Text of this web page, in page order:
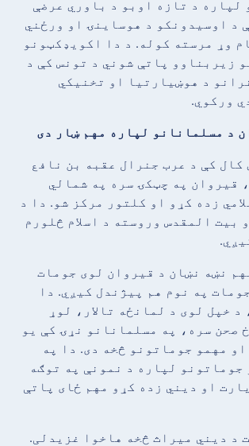
لپاره د تازه اوبو د باوري عرضې
د اوسیدونکو د هوساینۍ او ورځني
وړ مرسته کوله. د دا اکویډکټونو
زیربناوو پاتې شوني د تونس کې د
د هوښیارتیا او تخنیکي
ورکوي.
عیسوي کال کې د عرب جنرال عقبه بن نافع
قیروان په چټکۍ سره په شمالي
زده کړو او کلتور مرکز شو. دا د
بیت المقدس وروسته د اسلام څلورم
نښه نښان د قیروان لوی جومات
په نوم هم پیژندل کیږي. دا
خپل لوی د لمانځه تالار، لوړ
صحن سره، په مسلمانانو نړۍ کې یو
مهمو جوماتونو څخه دی. دا په
جوماتونو لپاره د نمونې په توګه
او دیني زده کړو مهم ځای پاتې
د دیني میراث څخه هاخوا غزیدلی.